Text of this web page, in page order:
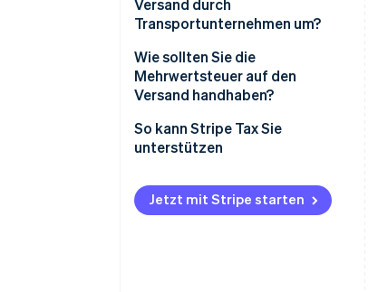
Versand durch
Transportunternehmen um?
Wie sollten Sie die
Mehrwertsteuer auf den
Versand handhaben?
So kann Stripe Tax Sie
unterstützen
Jetzt mit Stripe starten